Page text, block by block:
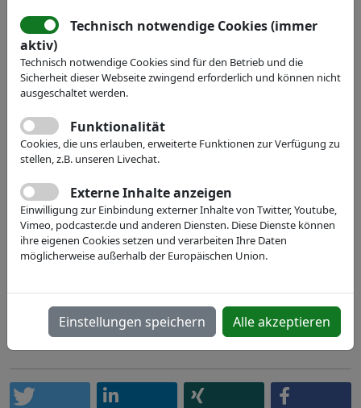
Netzwerk- und Branchentermine
KI in der Photonik - Mehr
Wertschöpfung in
Laserfertigungstechnik und
Optikdesign
01.10. - 02.10.2025
vor Ort
Berlin, DE
Technisch notwendige Cookies (immer
aktiv)
Technisch notwendige Cookies sind für den Betrieb und die
Sicherheit dieser Webseite zwingend erforderlich und können nicht
ausgeschaltet werden.
Funktionalität
Cookies, die uns erlauben, erweiterte Funktionen zur Verfügung zu
stellen, z.B. unseren Livechat.
Externe Inhalte anzeigen
Einwilligung zur Einbindung externer Inhalte von Twitter, Youtube,
Vimeo, podcaster.de und anderen Diensten. Diese Dienste können
ihre eigenen Cookies setzen und verarbeiten Ihre Daten
möglicherweise außerhalb der Europäischen Union.
Einstellungen speichern Alle akzeptieren